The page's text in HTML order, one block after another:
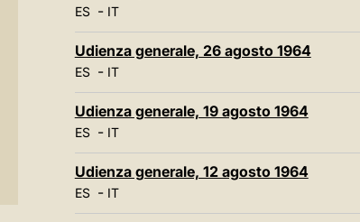
ES- IT
Udienza generale, 26 agosto 1964
ES- IT
Udienza generale, 19 agosto 1964
ES- IT
Udienza generale, 12 agosto 1964
ES- IT